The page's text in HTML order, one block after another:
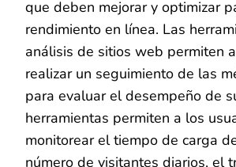
que deben mejorar y optimizar
rendimiento en línea. Las
análisis de sitios web permiten
realizar un seguimiento de las
para evaluar el desempeño de
herramientas permiten a los
monitorear el tiempo de carga
número de visitantes diarios, el